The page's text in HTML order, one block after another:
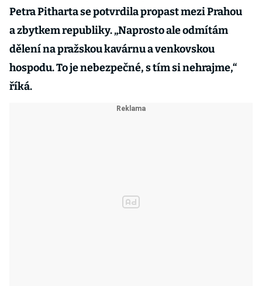
Petra Pitharta se potvrdila propast mezi Prahou
a zbytkem republiky. „Naprosto ale odmítám
dělení na pražskou kavárnu a venkovskou
hospodu. To je nebezpečné, s tím si nehrajme,“
říká.